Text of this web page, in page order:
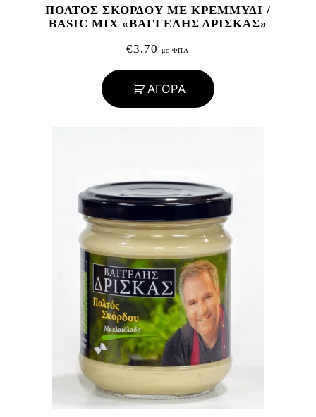
ΠΟΛΤΟΣ ΣΚΟΡΔΟΥ ΜΕ ΚΡΕΜΜΥΔΙ /
BASIC MIX «ΒΑΓΓΕΛΗΣ ΔΡΙΣΚΑΣ»
€3,70 με ΦΠΑ
ΑΓΟΡΑ